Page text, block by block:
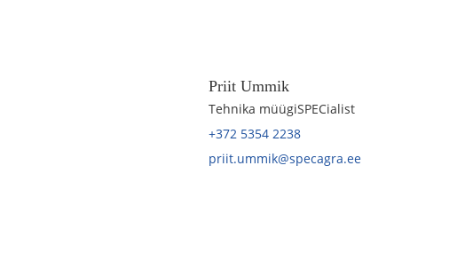
Priit Ummik
Tehnika müügiSPECialist
+372 5354 2238
priit.ummik@specagra.ee